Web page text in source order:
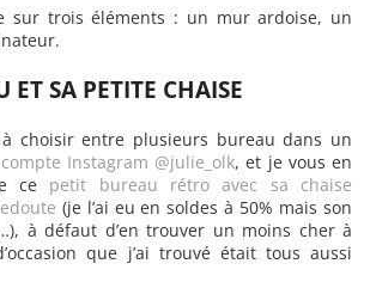
sur trois éléments : un mur ardoise, un
ET SA PETITE CHAISE
à choisir entre plusieurs bureau dans un
Instagram @julie_olk, et je vous en
ce petit bureau rétro avec sa chaise
(je l’ai eu en soldes à 50% mais son
à défaut d’en trouver un moins cher à
que j’ai trouvé était tous aussi